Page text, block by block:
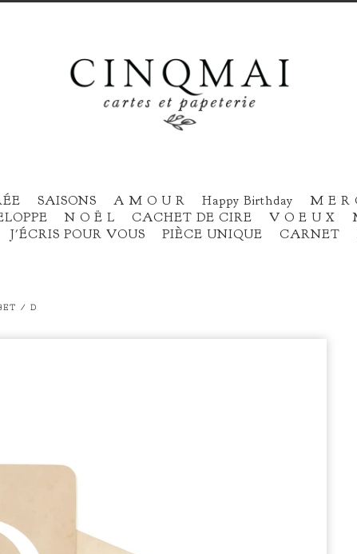
SAISONS A M O U R Happy Birthday M E R
N O Ë L CACHET DE CIRE V O E U X
J'ÉCRIS POUR VOUS
PIÈCE UNIQUE CARNET
/ D